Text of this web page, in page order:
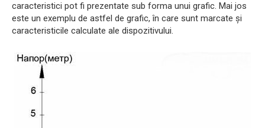
caracteristici pot fi prezentate sub forma unui grafic. Mai jos
este un exemplu de astfel de grafic, în care sunt marcate și
caracteristicile calculate ale dispozitivului.